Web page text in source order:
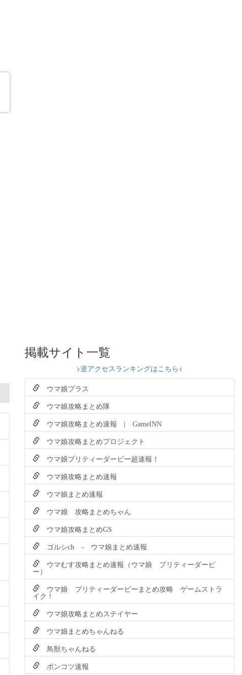
掲載サイト一覧
>逆アクセスランキングはこちら<
ウマ娘プラス
ウマ娘攻略まとめ隊
ウマ娘攻略まとめ速報 | GameINN
ウマ娘攻略まとめプロジェクト
ウマ娘プリティーダービー超速報！
ウマ娘攻略まとめ速報
ウマ娘まとめ速報
ウマ娘 攻略まとめちゃん
ウマ娘攻略まとめGS
ゴルシch - ウマ娘まとめ速報
ウマむす攻略まとめ速報（ウマ娘 プリティーダービ
ー）
ウマ娘 プリティーダービーまとめ攻略 ゲームストラ
イク！
ウマ娘攻略まとめステイヤー
ウマ娘まとめちゃんねる
鳥獣ちゃんねる
ポンコツ速報